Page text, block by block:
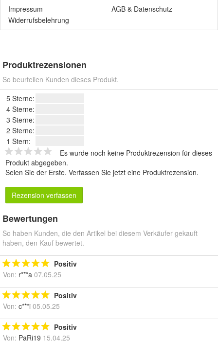
Impressum
AGB & Datenschutz
Widerrufsbelehrung
Produktrezensionen
So beurteilen Kunden dieses Produkt.
5 Sterne:
4 Sterne:
3 Sterne:
2 Sterne:
1 Stern:
Es wurde noch keine Produktrezension für dieses
Produkt abgegeben.
Seien Sie der Erste. Verfassen Sie jetzt eine Produktrezension.
Rezension verfassen
Bewertungen
So haben Kunden, die den Artikel bei diesem Verkäufer gekauft
haben, den Kauf bewertet.
Positiv
Von: r***a 07.05.25
Positiv
Von: c***i 05.05.25
Positiv
Von: PaRi19 15.04.25